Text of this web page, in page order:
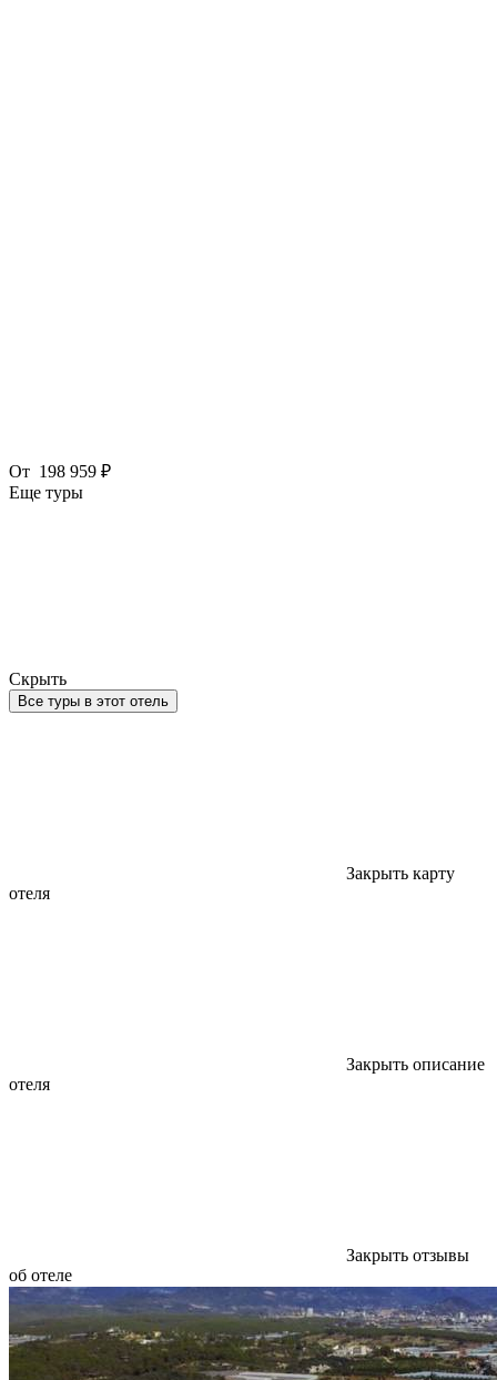
От 198 959 ₽
Еще туры
Скрыть
Все туры в этот отель
Закрыть карту
отеля
Закрыть описание
отеля
Закрыть отзывы
об отеле